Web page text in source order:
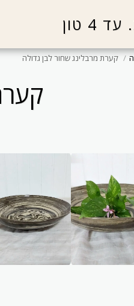
טון
קערת מרבלינג שחור לבן גדולה